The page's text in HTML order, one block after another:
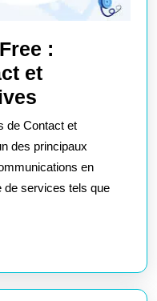
:
et
Joindre
Free
:
Numéros
Méthodes
de Contact et
des principaux
en
de services tels que